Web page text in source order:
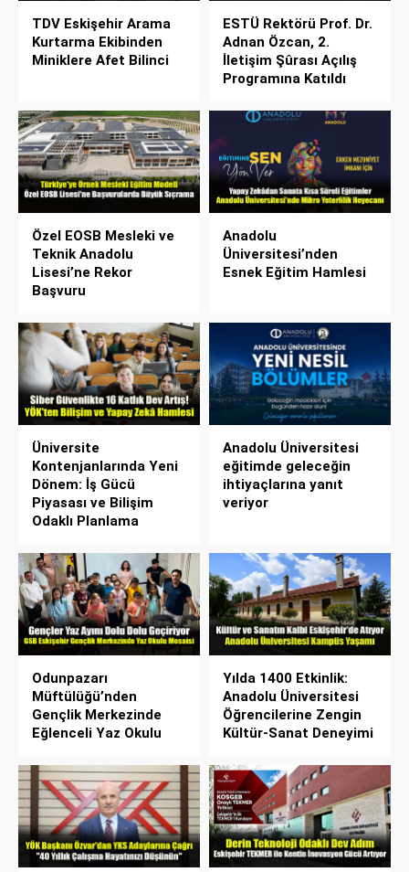
TDV Eskişehir Arama
Kurtarma Ekibinden
Miniklere Afet Bilinci
ESTÜ Rektörü Prof. Dr.
Adnan Özcan, 2.
İletişim Şûrası Açılış
Programına Katıldı
Özel EOSB Mesleki ve
Teknik Anadolu
Lisesi’ne Rekor
Başvuru
Anadolu
Üniversitesi’nden
Esnek Eğitim Hamlesi
Üniversite
Kontenjanlarında Yeni
Dönem: İş Gücü
Piyasası ve Bilişim
Odaklı Planlama
Anadolu Üniversitesi
eğitimde geleceğin
ihtiyaçlarına yanıt
veriyor
Odunpazarı
Müftülüğü’nden
Gençlik Merkezinde
Eğlenceli Yaz Okulu
Yılda 1400 Etkinlik:
Anadolu Üniversitesi
Öğrencilerine Zengin
Kültür-Sanat Deneyimi